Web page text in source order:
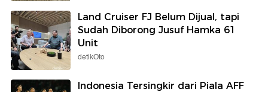
Land Cruiser FJ Belum Dijual, tapi
Sudah Diborong Jusuf Hamka 61
Unit
detikOto
Indonesia Tersingkir dari Piala AFF